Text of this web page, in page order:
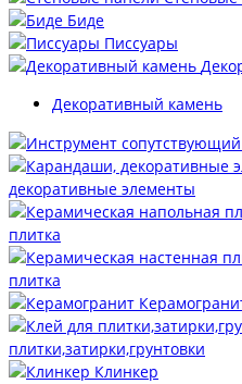
Биде
Писсуары
Декоративный камень
декоративные элементы
плитка
плитка
плитки,затирки,грунтовки
Клинкер